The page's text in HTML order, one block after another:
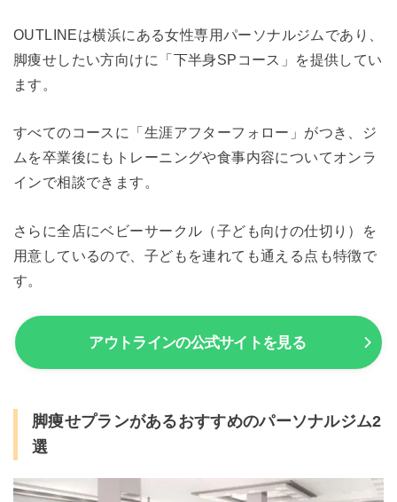
OUTLINEは横浜にある女性専用パーソナルジムであり、
脚痩せしたい方向けに「下半身SPコース」を提供してい
ます。
すべてのコースに「生涯アフターフォロー」がつき、ジ
ムを卒業後にもトレーニングや食事内容についてオンラ
インで相談できます。
さらに全店にベビーサークル（子ども向けの仕切り）を
用意しているので、子どもを連れても通える点も特徴で
す。
アウトラインの公式サイトを見る
脚痩せプランがあるおすすめのパーソナルジム2
選